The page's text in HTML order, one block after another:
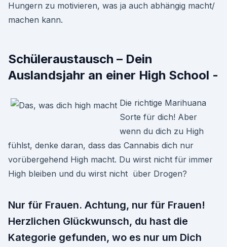
Hungern zu motivieren, was ja auch abhängig macht/
machen kann.
Schüleraustausch – Dein
Auslandsjahr an einer High School -
Die richtige Marihuana
Sorte für dich! Aber
wenn du dich zu High
fühlst, denke daran, dass das Cannabis dich nur
vorübergehend High macht. Du wirst nicht für immer
High bleiben und du wirst nicht über Drogen?
Nur für Frauen. Achtung, nur für Frauen!
Herzlichen Glückwunsch, du hast die
Kategorie gefunden, wo es nur um Dich